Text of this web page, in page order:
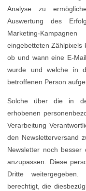
Analyse zu
Auswertung des
Marketing-
eingebetteten Zählpixels
ob und wann eine E-
wurde und welche in
betroffenen Person
Solche über die in
erhobenen
Verarbeitung
den Newsletterversand
Newsletter noch
anzupassen. Diese
Dritte
berechtigt, die